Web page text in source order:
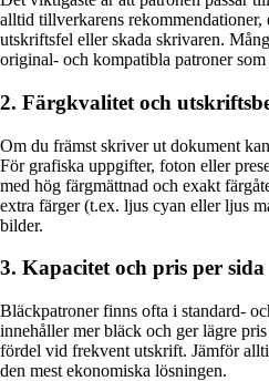
alltid tillverkarens rekommendationer,
utskriftsfel eller skada skrivaren.
original- och kompatibla patroner
2. Färgkvalitet och
Om du främst skriver ut dokument
För grafiska uppgifter, foton eller
med hög färgmättnad och exakt
extra färger (t.ex. ljus cyan eller ljus
bilder.
3. Kapacitet och pris per sida
Bläckpatroner finns ofta i standard-
innehåller mer bläck och ger lägre
fördel vid frekvent utskrift. Jämför
den mest ekonomiska lösningen.